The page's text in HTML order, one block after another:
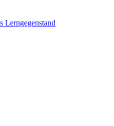
Lerngegenstand